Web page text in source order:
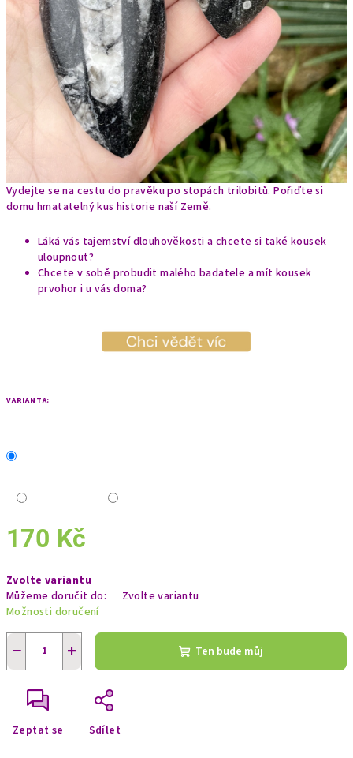
Vydejte se na cestu do pravěku po stopách trilobitů. Pořiďte si
domu hmatatelný kus historie naší Země.
Láká vás tajemství dlouhověkosti a chcete si také kousek
uloupnout?
Chcete v sobě probudit malého badatele a mít kousek
prvohor i u vás doma?
VARIANTA:
170 Kč
cena:
Zvolte variantu
Můžeme doručit do:
Zvolte variantu
Možnosti doručení
+
− Ten bude můj
Zeptat se Sdílet